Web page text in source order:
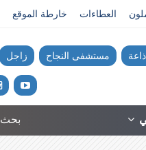
العطاءات خارطة الموقع
مستشفى النجاح زاجل